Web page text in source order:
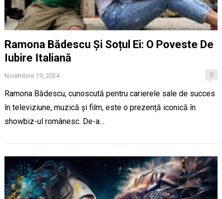
Ramona Bădescu Și Soțul Ei: O Poveste De
Iubire Italiană
Noiembrie 19, 2024 0
Ramona Bădescu, cunoscută pentru carierele sale de succes
în televiziune, muzică și film, este o prezență iconică în
showbiz-ul românesc. De-a…